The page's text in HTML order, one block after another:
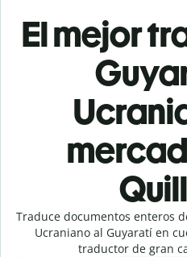
El mejor
Traduce documentos enteros
Ucraniano al Guyaratí en
traductor de gran